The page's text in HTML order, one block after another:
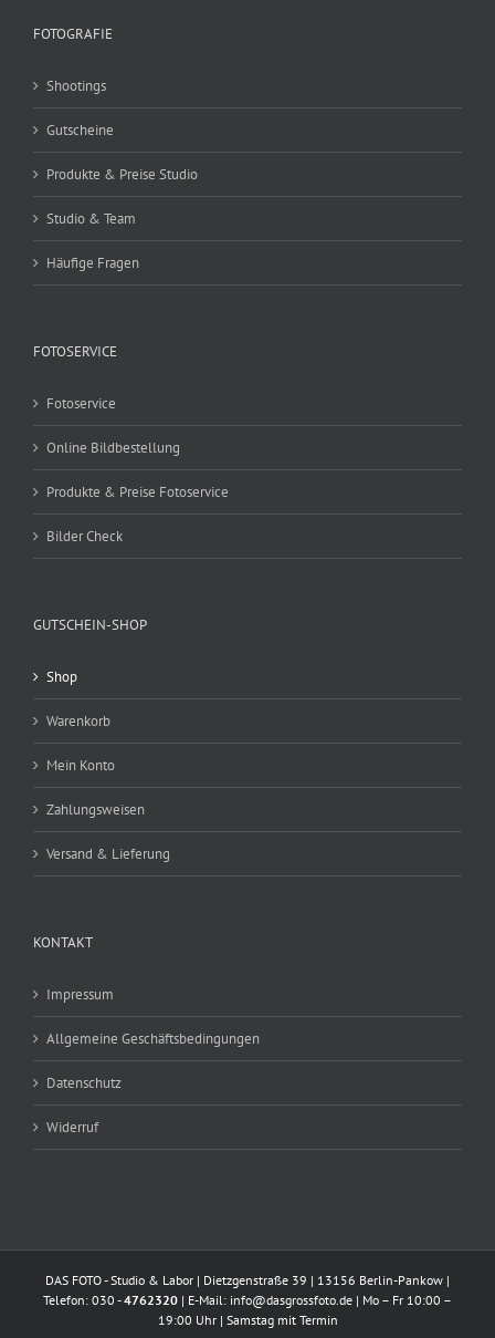
FOTOGRAFIE
Shootings
Gutscheine
Produkte & Preise Studio
Studio & Team
Häufige Fragen
FOTOSERVICE
Fotoservice
Online Bildbestellung
Produkte & Preise Fotoservice
Bilder Check
GUTSCHEIN-SHOP
Shop
Warenkorb
Mein Konto
Zahlungsweisen
Versand & Lieferung
KONTAKT
Impressum
Allgemeine Geschäftsbedingungen
Datenschutz
Widerruf
DAS FOTO - Studio & Labor | Dietzgenstraße 39 | 13156 Berlin-Pankow |
Telefon: 030 -4762320 | E-Mail: info@dasgrossfoto.de | Mo – Fr 10:00 –
19:00 Uhr | Samstag mit Termin